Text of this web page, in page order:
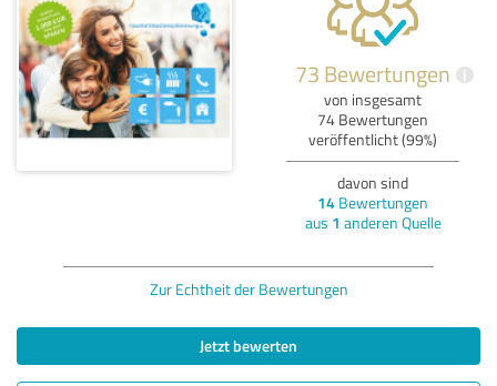
73 Bewertungen i
von insgesamt
74 Bewertungen
veröffentlicht (99%)
davon sind
14 Bewertungen
aus 1 anderen Quelle
Zur Echtheit der Bewertungen
Jetzt bewerten